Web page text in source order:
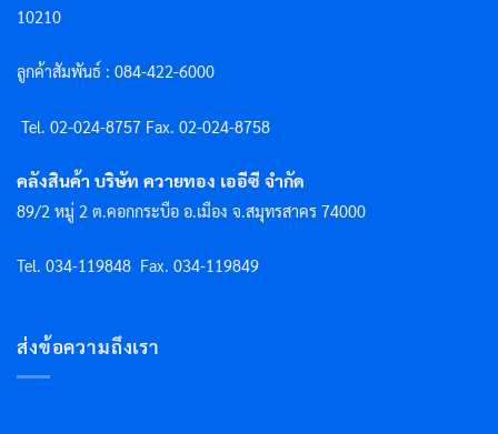
10210
ลูกค้าสัมพันธ์ : 084-422-6000
Tel. 02-024-8757 Fax. 02-024-8758
คลังสินค้า บริษัท ควายทอง เออีซี จำกัด
89/2 หมู่ 2 ต.คอกกระบือ อ.เมือง จ.สมุทรสาคร 74000
Tel. 034-119848 Fax. 034-119849
ส่งข้อความถึงเรา